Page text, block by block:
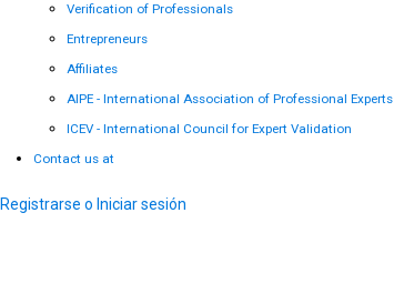
Verification of Professionals
Entrepreneurs
Affiliates
AIPE - International Association of Professional Experts
ICEV - International Council for Expert Validation
Contact us at
Registrarse o Iniciar sesión